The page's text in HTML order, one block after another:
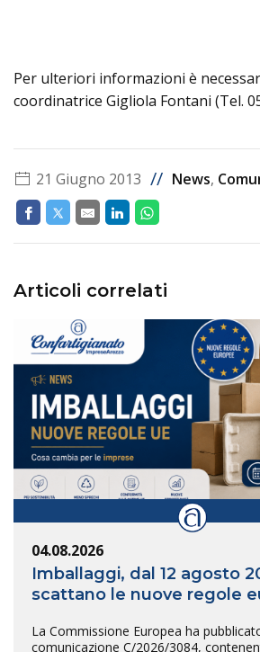
Per ulteriori informazioni è
coordinatrice Gigliola Fontani (Tel.
21 Giugno 2013 // News,
Articoli correlati
04.08.2026
Imballaggi, dal 12 agosto
scattano le nuove regole
La Commissione Europea ha
comunicazione C/2026/3084,